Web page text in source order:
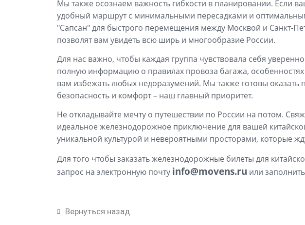
Мы также осознаем важность гибкости в планировании. Если
удобный маршрут с минимальными пересадками и
"Сапсан" для быстрого перемещения между Москвой и Санкт-
позволят вам увидеть всю ширь и многообразие России.
Для нас важно, чтобы каждая группа чувствовала себя
полную информацию о правилах провоза багажа,
вам избежать любых недоразумений. Мы также готовы оказать
безопасность и комфорт – наш главный приоритет.
Не откладывайте мечту о путешествии по России на потом.
идеальное железнодорожное приключение для вашей
уникальной культурой и невероятными просторами, которые
Для того чтобы заказать железнодорожные билеты для
запрос на электронную почту info@movens.ru или
Вернуться назад